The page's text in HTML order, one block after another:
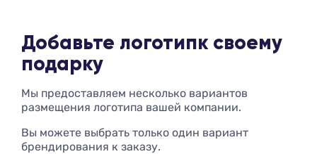
Добавьте логотипк своему
подарку
Мы предоставляем несколько вариантов
размещения логотипа вашей компании.
Вы можете выбрать только один вариант
брендирования к заказу.